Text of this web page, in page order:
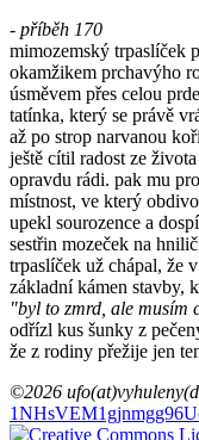
- příběh 170
mimozemský trpaslíček
okamžikem prchavýho
úsměvem přes celou
tatínka, který se právě
až po strop narvanou
ještě cítil radost ze
opravdu rádi. pak mu
místnost, ve který
upekl sourozence a
sestřin mozeček na
trpaslíček už chápal, že
základní kámen stavby,
"byl to zmrd, ale musím
odřízl kus šunky z
že z rodiny přežije jen
©2026